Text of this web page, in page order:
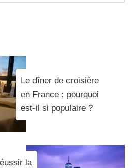
Le dîner de croisière
en France : pourquoi
est-il si populaire ?
la